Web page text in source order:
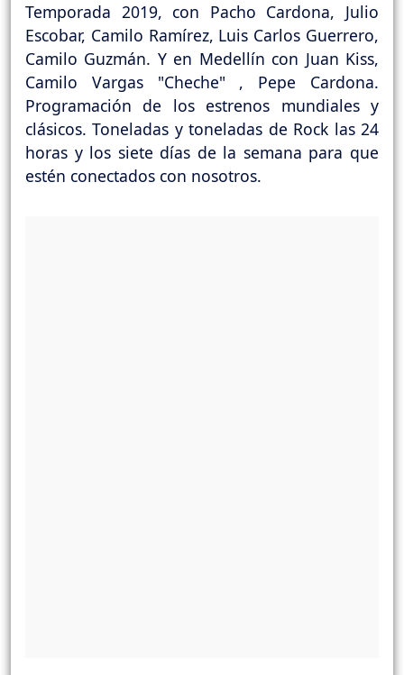
Temporada 2019, con Pacho Cardona, Julio
Escobar, Camilo Ramírez, Luis Carlos Guerrero,
Camilo Guzmán. Y en Medellín con Juan Kiss,
Camilo Vargas "Cheche" , Pepe Cardona.
Programación de los estrenos mundiales y
clásicos. Toneladas y toneladas de Rock las 24
horas y los siete días de la semana para que
estén conectados con nosotros.